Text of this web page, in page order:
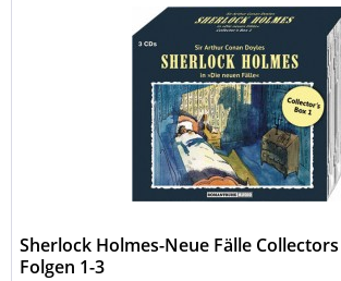
Sherlock Holmes-Neue Fälle
Folgen 1-3